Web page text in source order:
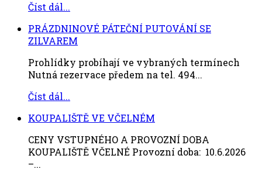
Číst dál...
PRÁZDNINOVÉ PÁTEČNÍ PUTOVÁNÍ SE
ZILVAREM
Prohlídky probíhají ve vybraných termínech
Nutná rezervace předem na tel. 494...
Číst dál...
KOUPALIŠTĚ VE VČELNÉM
CENY VSTUPNÉHO A PROVOZNÍ DOBA
KOUPALIŠTĚ VČELNÉ Provozní doba: 10.6.2026
–...